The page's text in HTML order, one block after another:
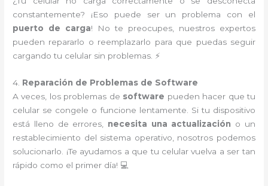
constantemente? ¡Eso puede ser un problema con el
puerto de carga! No te preocupes, nuestros expertos
pueden repararlo o reemplazarlo para que puedas seguir
cargando tu celular sin problemas. ⚡
4. Reparación de Problemas de Software
A veces, los problemas de software pueden hacer que tu
celular se congele o funcione lentamente. Si tu dispositivo
está lleno de errores, necesita una actualización o un
restablecimiento del sistema operativo, nosotros podemos
solucionarlo. ¡Te ayudamos a que tu celular vuelva a ser tan
rápido como el primer día! 💻